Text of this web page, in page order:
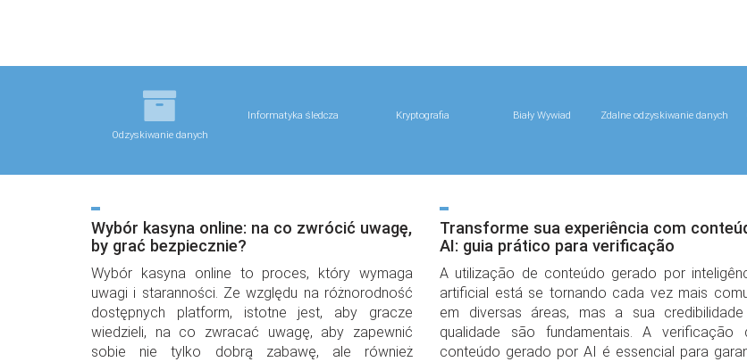
Odzyskiwanie danych
Informatyka śledcza Kryptografia Biały Wywiad Zdalne odzyskiwanie danych
Wybór kasyna online: na co zwrócić uwagę,
by grać bezpiecznie?
Wybór kasyna online to proces, który wymaga
uwagi i staranności. Ze względu na różnorodność
dostępnych platform, istotne jest, aby gracze
wiedzieli, na co zwracać uwagę, aby zapewnić
sobie nie tylko dobrą zabawę, ale również
Transforme sua experiência com
AI: guia prático para verificação
A utilização de conteúdo gerado por
artificial está se tornando cada vez mais
em diversas áreas, mas a sua
qualidade são fundamentais. A verificação
conteúdo gerado por AI é essencial para